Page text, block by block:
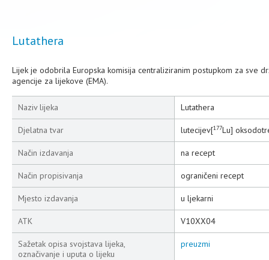
Lutathera
Lijek je odobrila Europska komisija centraliziranim postupkom za sve
agencije za lijekove (EMA).
Naziv lijeka Lutathera
Djelatna tvar lutecijev[177Lu]
Način izdavanja na recept
Način propisivanja ograničeni recept
Mjesto izdavanja u ljekarni
ATK V10XX04
Sažetak opisa svojstava lijeka,
označivanje i uputa o lijeku
preuzmi